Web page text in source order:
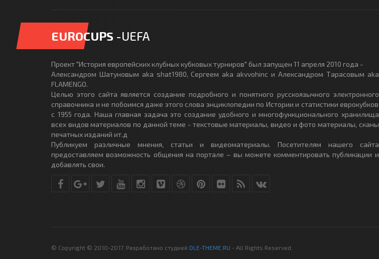
EUROCUPS -UEFA
Проект "История европейских клубных кубковых турниров" был запущен 11 апреля 2010 года -
Александром Шатуновым aka shat1980, Сергеем aka akvvohinc и Александром Тарасовым aka
FLAMENGO.
Целью этого сайта является создание подробного и понятного русскоязычного электронного
справочника и не побоимся даже этого слова энциклопедии по Истории и статистики еврокубков
с 1955 года. Наша главная задача это создание удобного и многофункционального хранилища
всех видов материалов по данной теме - текстовые материалы, видео и фото материалы, сканы
печатных изданий ит.д
Публикуем различные мнения, статьи и видеоматериалы. Посетителям нашего сайта
предоставляем возможность общения на портале – вы можете комментировать публикации и
добавлять свои.
© Copyright © 2010-2017. Разработано студией DLE-THEME.RU - All Rights Reserved.